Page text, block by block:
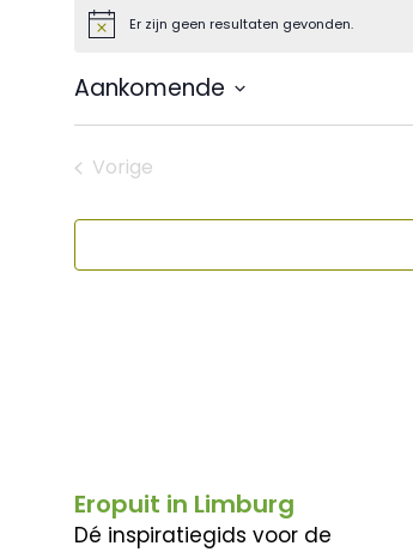
BerichtEr zijn geen resultaten gevonden.
Aankomende
datum.
Vorige
Eropuit in Limburg
Dé inspiratiegids voor de